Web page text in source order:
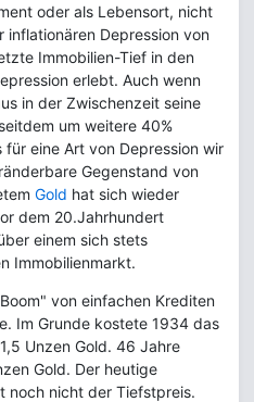
oder als Lebensort, nicht
Depression von
Immobilien-Tief in den
erlebt. Auch wenn
in der Zwischenzeit seine
um weitere 40%
eine Art von Depression wir
Gegenstand von
Gold hat sich wieder
dem 20.Jahrhundert
einem sich stets
Immobilienmarkt.
von einfachen Krediten
Im Grunde kostete 1934 das
Unzen Gold. 46 Jahre
Gold. Der heutige
noch nicht der Tiefstpreis.